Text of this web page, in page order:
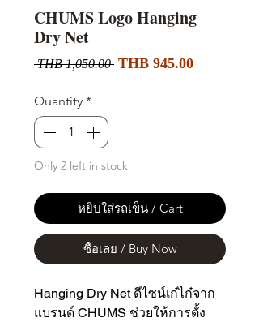
CHUMS Logo Hanging
Dry Net
THB 1,050.00 Regular
THB 945.00Sale
Quantity *
Only 2 left in stock
หยิบใส่รถเข็น / Cart
ซื้อเลย / Buy Now
Hanging Dry Net ดีไซน์เก๋ไก๋จาก
แบรนด์ CHUMS ช่วยให้การตั้ง